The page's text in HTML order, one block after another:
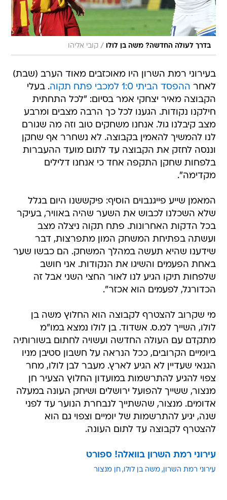
בדרך לעולה החדשה? משה בן לולו / קובי אליהו
בעירוני רמת השרון היו מאוכזבים מאוד הערב (שבת)
לאחר ההפסד הביתי 1:0 למכבי פתח תקוה
. בעלי
הקבוצה מאיר יצחקי אמר בסיום: "לכל התחתית
חילקנו נקודות. הגענו לכל כך הרבה מצבים ומרבע
מצב קיבלנו גול. אנחנו משחקים טוב וזה מה שגורם
לנו להמשיך להאמין בקבוצה. לא נשחרר אף שחקן
וננסה לחזק את הקבוצה עד לתום מועד ההעברות
בלפחות שחקן התקפה אחד כי אנחנו דלילים
מקדימה".
המאמן שייע פייגנבוים הוסיף: פיקששנו היום בגלל
שלא השכלנו לכבוש את השער שהיה באוויר, בעיקר
בכל הדקות האחרונות. פתח תקוה ניצלה מצב
ועשתה בפתיחת המשחק המון מתפרצות, דבר
שידענו שהיא תעשה במהלך המשחק. הם כבשו שער
באחת הפעמים והשיגו את הנקודות. אני חושב
שלפחות תיקו הגיע לנו לאור החצי השני אבל זה
הכדורגל, לפעמים הוא אכזר".
מי שקרוב להצטרף לקבוצה הוא החלוץ משה בן
לולו, השייך למ.ס. אשדוד. בן לולו נמצא במו"מ
מתקדם עם העולה החדשה ועשויה לחתום בשורותיה
ביומיים הקרובים, ככל הנראה על חשבון סטיבן מניו
הגנאי שעדיין לא הגיע לארץ. מעבר לבן לולו, מחר
צפוי להגיע להתרשמות במועדון החלוץ הצעיר חן
מנצור, ששייך להפועל ירושלים ושיחק העונה במעלה
אדומים. מנצור, שהשתייך לנבחרת הנוער עד לפני
שנה, יגיע להתרשמות של יומיים וצפוי גם הוא
להצטרף לקבוצה עד לתום העונה.
עירוני רמת השרון בוואלה! ספורט
עירוני רמת השרון משה בן לולו חן מנצור